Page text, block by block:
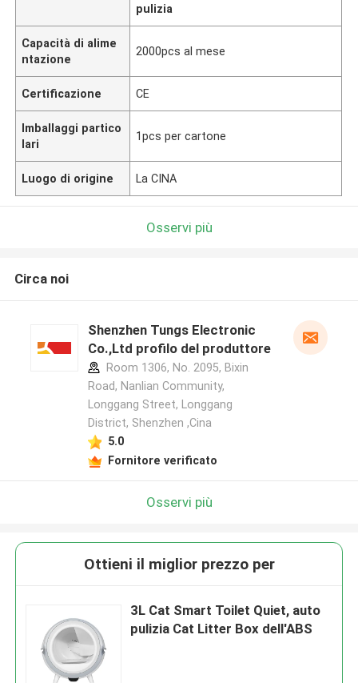
pulizia
Capacità di alime
ntazione
2000pcs al mese
Certificazione CE
Imballaggi partico
lari
1pcs per cartone
Luogo di origine La CINA
Osservi più
Circa noi
Shenzhen Tungs Electronic
Co.,Ltd profilo del produttore
Room 1306, No. 2095, Bixin
Road, Nanlian Community,
Longgang Street, Longgang
District, Shenzhen ,Cina
5.0
Fornitore verificato
Osservi più
Ottieni il miglior prezzo per
3L Cat Smart Toilet Quiet, auto
pulizia Cat Litter Box dell'ABS